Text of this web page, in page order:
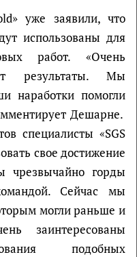
уже заявили, что
использованы для
работ. «Очень
результаты. Мы
наработки помогли
Дешарне.
специалисты «SGS
свое достижение
чрезвычайно горды
Сейчас мы
могли раньше и
заинтересованы
подобных